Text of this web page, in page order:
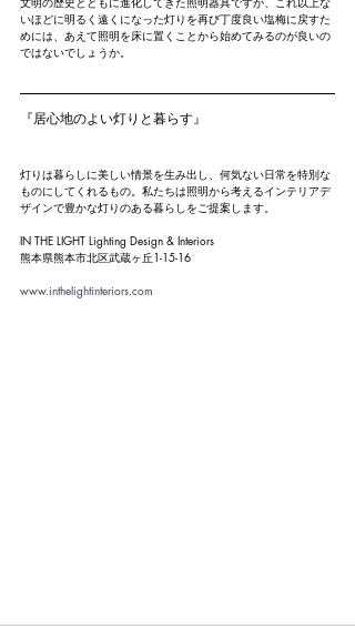
いほどに明るく遠くになった灯りを再び丁度良い塩梅に戻すた
めには、あえて照明を床に置くことから始めてみるのが良いの
ではないでしょうか。
『居心地のよい灯りと暮らす』
灯りは暮らしに美しい情景を生み出し、何気ない日常を特別な
ものにしてくれるもの。私たちは照明から考えるインテリアデ
ザインで豊かな灯りのある暮らしをご提案します。
IN THE LIGHT Lighting Design & Interiors
熊本県熊本市北区武蔵ヶ丘1-15-16
www.inthelightinteriors.com